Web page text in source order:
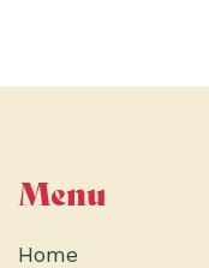
Menu
Home